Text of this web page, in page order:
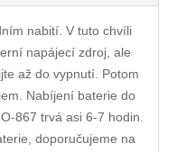
nabití. V tuto chvíli
napájecí zdroj, ale
až do vypnutí. Potom
Nabíjení baterie do
867 trvá asi 6-7 hodin.
doporučujeme na